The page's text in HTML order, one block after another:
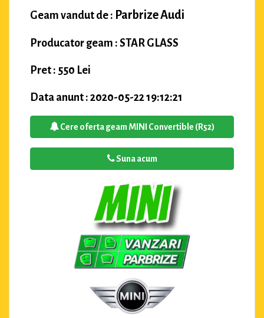
Geam vandut de : Parbrize Audi
Producator geam : STAR GLASS
Pret : 550 Lei
Data anunt : 2020-05-22 19:12:21
Cere oferta geam MINI Convertible (R52)
Suna acum